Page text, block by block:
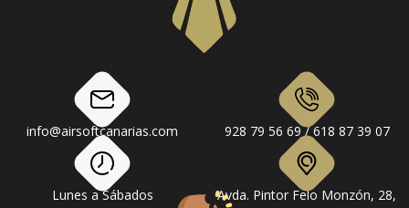
info@airsoftcanarias.com 928 79 56 69 / 618 87 39 07
Lunes a Sábados
Avda. Pintor Felo Monzón, 28,